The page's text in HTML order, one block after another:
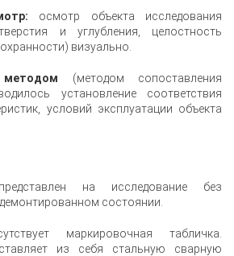
осмотр объекта исследования
и углубления, целостность
визуально.
методом (методом сопоставления
установление соответствия
условий эксплуатации объекта
на исследование без
состоянии.
маркировочная табличка.
из себя стальную сварную